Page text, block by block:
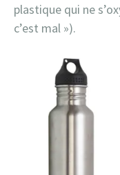
plastique qui ne
c’est mal »).